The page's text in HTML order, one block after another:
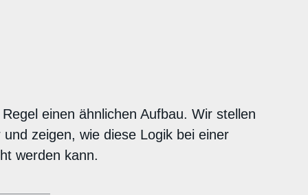
einen ähnlichen Aufbau. Wir stellen
zeigen, wie diese Logik bei einer
werden kann.